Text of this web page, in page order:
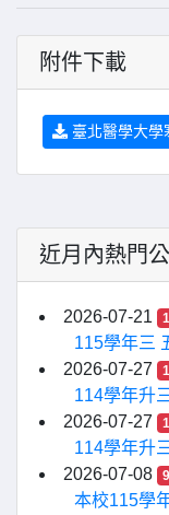
附件下載
臺北醫學大
近月內熱門
2026-07-21
115學年三
2026-07-27
114學年升
2026-07-27
114學年升
2026-07-08
本校115學